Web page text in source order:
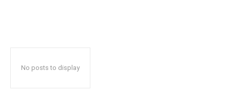
No posts to display